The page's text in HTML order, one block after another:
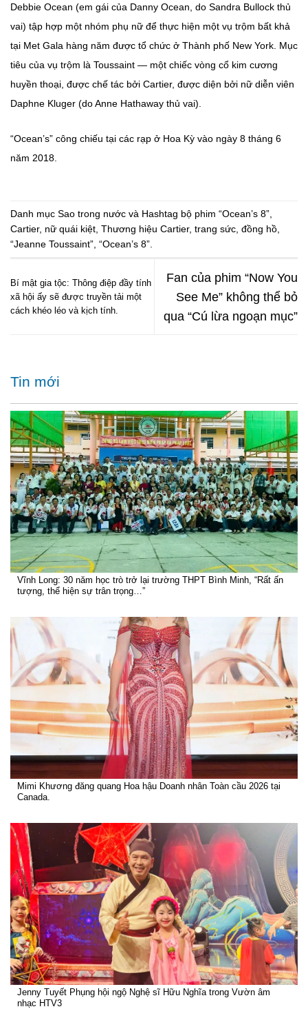
Debbie Ocean (em gái của Danny Ocean, do Sandra Bullock thủ
vai) tập hợp một nhóm phụ nữ để thực hiện một vụ trộm bất khả
tại Met Gala hàng năm được tổ chức ở Thành phố New York. Mục
tiêu của vụ trộm là Toussaint — một chiếc vòng cổ kim cương
huyền thoại, được chế tác bởi Cartier, được diện bởi nữ diễn viên
Daphne Kluger (do Anne Hathaway thủ vai).
“Ocean’s” công chiếu tại các rạp ở Hoa Kỳ vào ngày 8 tháng 6
năm 2018.
Danh mục Sao trong nước và Hashtag bộ phim “Ocean’s 8”
Cartier, nữ quái kiệt Thương hiệu Cartier, trang sức đồng hồ
“Jeanne Toussaint” “Ocean’s 8”
Bí mật gia tộc: Thông điệp đầy tính
xã hội ấy sẽ được truyền tải một
cách khéo léo và kịch tính.
Fan của phim “Now You
See Me” không thể bỏ
qua “Cú lừa ngoạn mục”
Tin mới
Vĩnh Long: 30 năm học trò trở lại trường THPT Bình Minh, “Rất ấn
tượng, thể hiện sự trân trọng…”
Mimi Khương đăng quang Hoa hậu Doanh nhân Toàn cầu 2026 tại
Canada.
Jenny Tuyết Phụng hội ngộ Nghệ sĩ Hữu Nghĩa trong Vườn âm
nhạc HTV3